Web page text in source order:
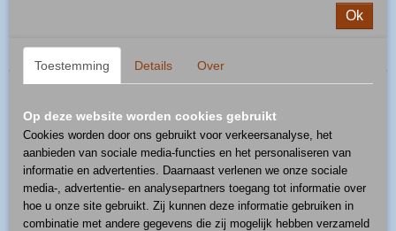
Ok
Toestemming Details Over
Op deze website worden cookies gebruikt
Cookies worden door ons gebruikt voor verkeersanalyse, het
aanbieden van sociale media-functies en het personaliseren van
informatie en advertenties. Daarnaast verlenen we onze sociale
media-, advertentie- en analysepartners toegang tot informatie over
hoe u onze site gebruikt. Zij kunnen deze informatie gebruiken in
combinatie met andere gegevens die zij mogelijk hebben verzameld